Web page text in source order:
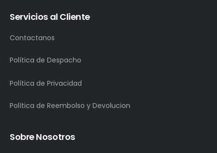
Servicios al Cliente
Contactanos
Política de Despacho
Política de Privacidad
Política de Reembolso y Devolucion
Sobre Nosotros